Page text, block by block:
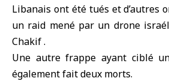
Libanais ont été tués et d’autres
un raid mené par un drone
Chakif .
Une autre frappe ayant ciblé
également fait deux morts.